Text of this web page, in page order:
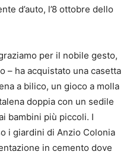
d’auto, l’8 ottobre dello
per il nobile gesto,
– ha acquistato una casetta
a bilico, un gioco a molla
doppia con un sedile
bambini più piccoli. I
i giardini di Anzio Colonia
in cemento dove